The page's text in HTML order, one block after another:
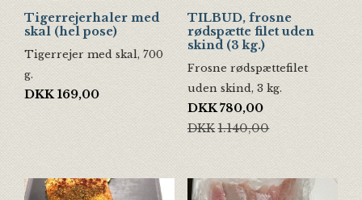
Tigerrejerhaler med
skal (hel pose)
Tigerrejer med skal, 700
g.
DKK 169,00
TILBUD, frosne
rødspætte filet uden
skind (3 kg.)
Frosne rødspættefilet
uden skind, 3 kg.
DKK1.140,00
Den oprindelige pris var:
DKK780,00
Den aktuelle pris er: